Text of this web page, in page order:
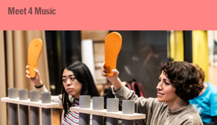
Meet 4 Music